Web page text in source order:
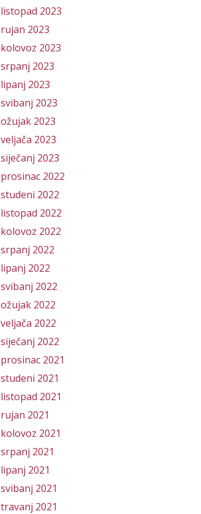
listopad 2023
rujan 2023
kolovoz 2023
srpanj 2023
lipanj 2023
svibanj 2023
ožujak 2023
veljača 2023
siječanj 2023
prosinac 2022
studeni 2022
listopad 2022
kolovoz 2022
srpanj 2022
lipanj 2022
svibanj 2022
ožujak 2022
veljača 2022
siječanj 2022
prosinac 2021
studeni 2021
listopad 2021
rujan 2021
kolovoz 2021
srpanj 2021
lipanj 2021
svibanj 2021
travanj 2021